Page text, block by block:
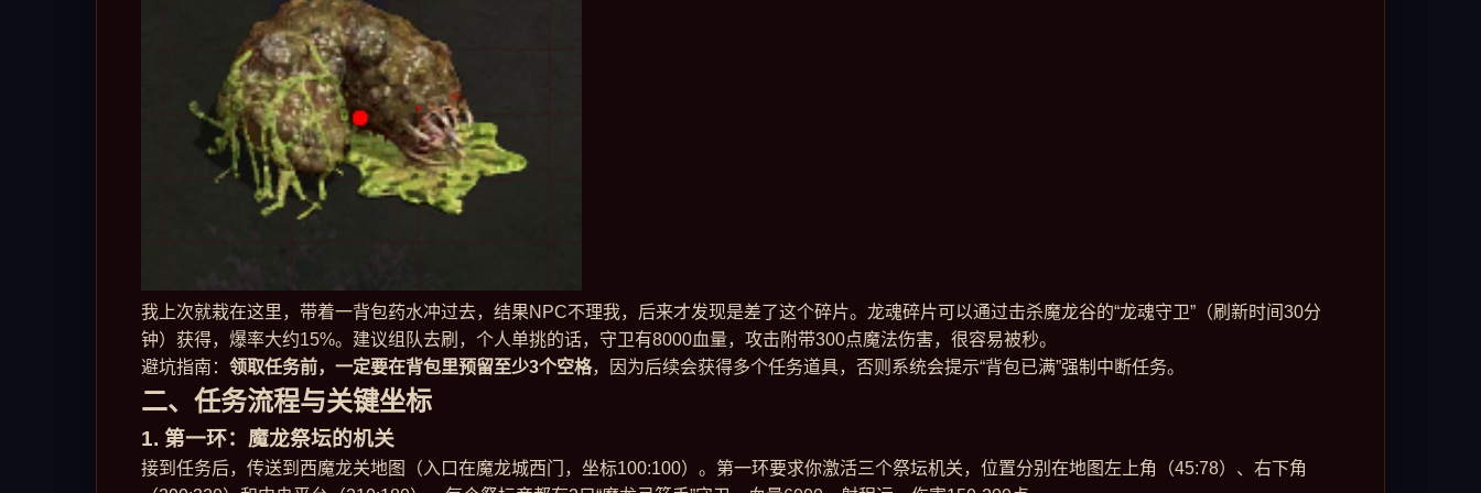
我上次就栽在这里，带着一背包药水冲过去，结果NPC不理我，后来才发现是差了这个碎片。龙魂碎片可以通过击杀魔龙谷的“龙魂守卫”（刷新时间30分
钟）获得，爆率大约15%。建议组队去刷，个人单挑的话，守卫有8000血量，攻击附带300点魔法伤害，很容易被秒。
避坑指南： 领取任务前，一定要在背包里预留至少3个空格，因为后续会获得多个任务道具，否则系统会提示“背包已满”强制中断任务。
二、任务流程与关键坐标
1. 第一环：魔龙祭坛的机关
接到任务后，传送到西魔龙关地图（入口在魔龙城西门，坐标100:100）。第一环要求你激活三个祭坛机关，位置分别在地图左上角（45:78）、右下角